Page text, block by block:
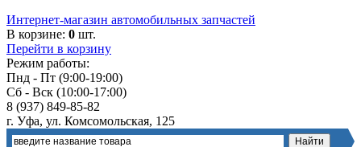
Интернет-магазин автомобильных запчастей
В корзине: 0 шт.
Перейти в корзину
Режим работы:
Пнд - Пт (9:00-19:00)
Сб - Вск (10:00-17:00)
8 (937) 849-85-82
г. Уфа, ул. Комсомольская, 125